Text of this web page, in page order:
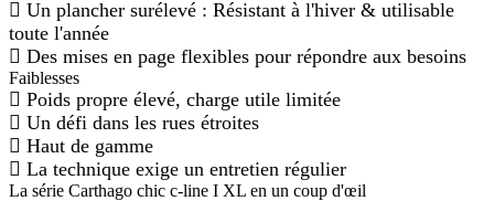
Un plancher surélevé : Résistant à l'hiver & utilisable
toute l'année
Des mises en page flexibles pour répondre aux besoins
Faiblesses
Poids propre élevé, charge utile limitée
Un défi dans les rues étroites
Haut de gamme
La technique exige un entretien régulier
La série Carthago chic c-line I XL en un coup d'œil